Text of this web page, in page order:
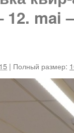
mai
| Полный размер: